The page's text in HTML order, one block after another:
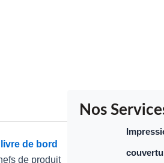
de bord
de produit
Nos